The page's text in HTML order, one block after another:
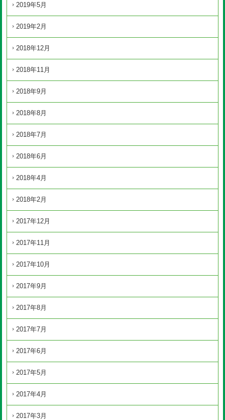
2019年5月
2019年2月
2018年12月
2018年11月
2018年9月
2018年8月
2018年7月
2018年6月
2018年4月
2018年2月
2017年12月
2017年11月
2017年10月
2017年9月
2017年8月
2017年7月
2017年6月
2017年5月
2017年4月
2017年3月